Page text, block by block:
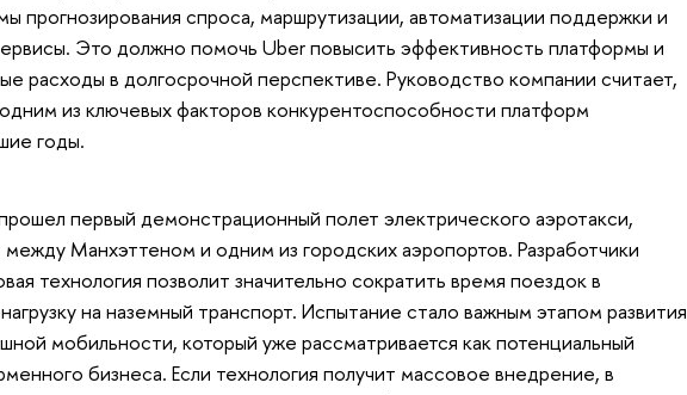
прогнозирования спроса, маршрутизации, автоматизации поддержки и
Это должно помочь Uber повысить эффективность платформы и
расходы в долгосрочной перспективе. Руководство компании считает,
из ключевых факторов конкурентоспособности платформ
годы.
первый демонстрационный полет электрического аэротакси,
Манхэттеном и одним из городских аэропортов. Разработчики
технология позволит значительно сократить время поездок в
на наземный транспорт. Испытание стало важным этапом развития
мобильности, который уже рассматривается как потенциальный
бизнеса. Если технология получит массовое внедрение, в